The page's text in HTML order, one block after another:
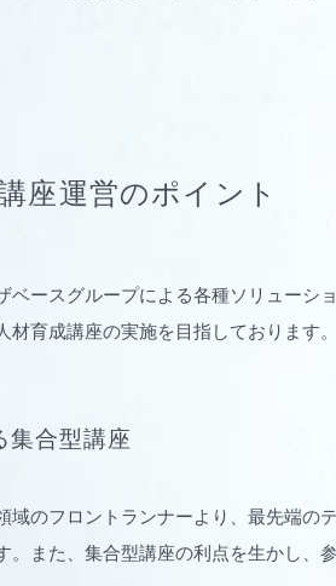
座運営のポイント
ースグループによる各種ソリューシ
材育成講座の実施を目指しております
集合型講座
のフロントランナーより、最先端の
。また、集合型講座の利点を生かし、